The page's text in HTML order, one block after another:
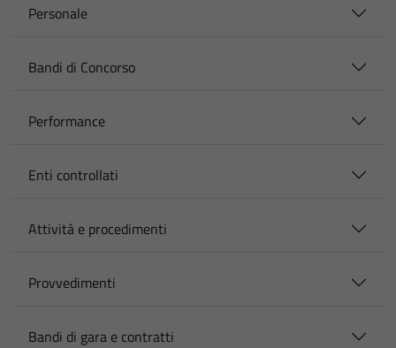
Personale
Bandi di Concorso
Performance
Enti controllati
Attività e procedimenti
Provvedimenti
Bandi di gara e contratti